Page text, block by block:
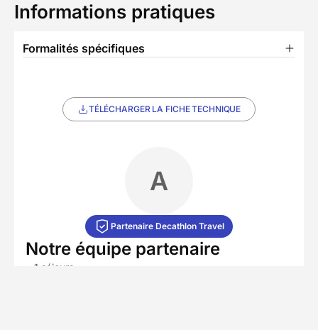
Informations pratiques
Formalités spécifiques
TÉLÉCHARGER LA FICHE TECHNIQUE
A
Partenaire Decathlon Travel
Notre équipe partenaire
• 1 séjours